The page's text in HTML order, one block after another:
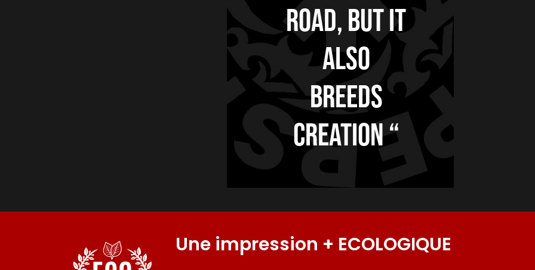
road, but it
also
breeds
creation “
Une impression + ECOLOGIQUE